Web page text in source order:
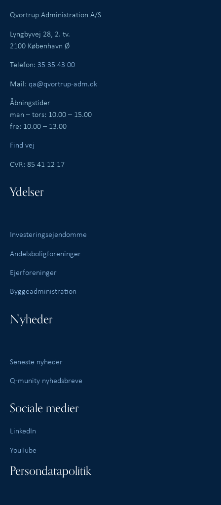
Qvortrup Administration A/S
Lyngbyvej 28, 2. tv.
2100 København Ø
Telefon: 35 35 43 00
Mail: qa@qvortrup-adm.dk
Åbningstider
man – tors: 10.00 – 15.00
fre: 10.00 – 13.00
Find vej
CVR: 85 41 12 17
Ydelser
Investeringsejendomme
Andelsboligforeninger
Ejerforeninger
Byggeadministration
Nyheder
Seneste nyheder
Q-munity nyhedsbreve
Sociale medier
LinkedIn
YouTube
Persondatapolitik